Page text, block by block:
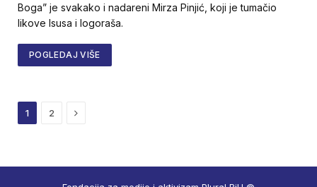
Boga” je svakako i nadareni Mirza Pinjić, koji je tumačio
likove Isusa i logoraša.
POGLEDAJ VIŠE
1 2 Next